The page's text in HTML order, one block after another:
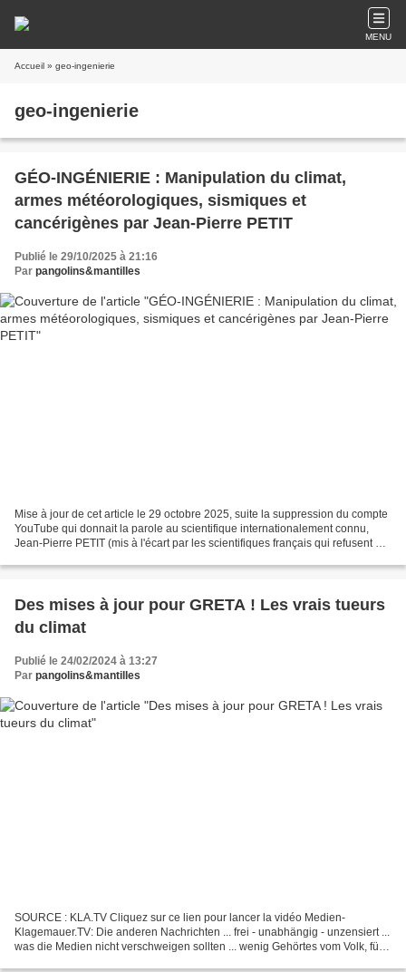
MENU
Accueil » geo-ingenierie
geo-ingenierie
GÉO-INGÉNIERIE : Manipulation du climat,
armes météorologiques, sismiques et
cancérigènes par Jean-Pierre PETIT
Publié le 29/10/2025 à 21:16
Par pangolins&mantilles
Mise à jour de cet article le 29 octobre 2025, suite la suppression du compte
YouTube qui donnait la parole au scientifique internationalement connu,
Jean-Pierre PETIT (mis à l'écart par les scientifiques français qui refusent de
Des mises à jour pour GRETA ! Les vrais tueurs
du climat
Publié le 24/02/2024 à 13:27
Par pangolins&mantilles
SOURCE : KLA.TV Cliquez sur ce lien pour lancer la vidéo Medien-
Klagemauer.TV: Die anderen Nachrichten ... frei - unabhängig - unzensiert ...
was die Medien nicht verschweigen sollten ... wenig Gehörtes vom Volk, für